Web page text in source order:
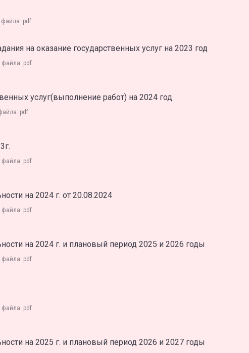
файла: pdf
на оказание государственных услуг на 2023 год
файла: pdf
услуг(выполнение работ) на 2024 год
pdf
файла: pdf
на 2024 г. от 20.08.2024
файла: pdf
на 2024 г. и плановый период 2025 и 2026 годы
файла: pdf
файла: pdf
на 2025 г. и плановый период 2026 и 2027 годы